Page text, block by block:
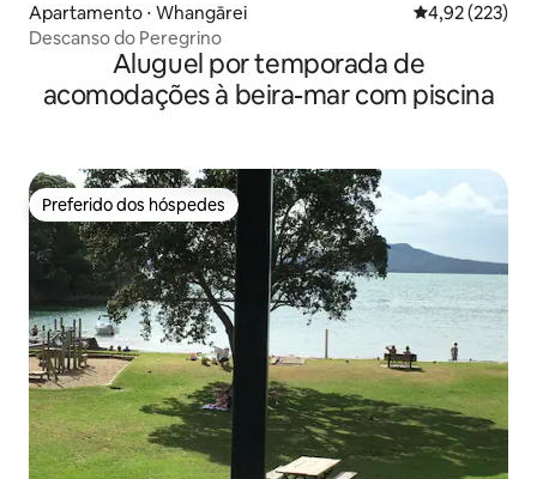
Apartamento ⋅ Whangārei 4,92 de uma
4,92 (223)
Descanso do Peregrino
Aluguel por temporada de
acomodações à beira-mar com piscina
Preferido dos hóspedes
Preferido dos hóspedes